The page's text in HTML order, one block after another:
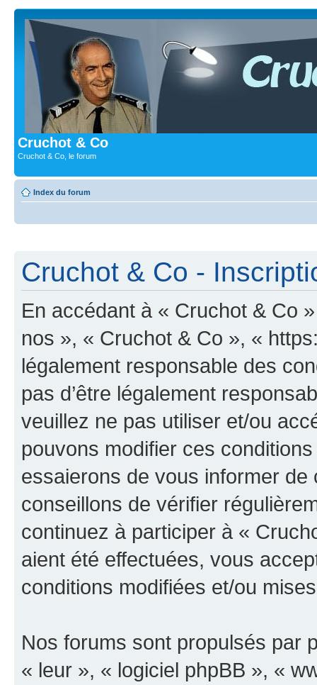
Cruchot & Co
Cruchot & Co, le forum
Index du forum
Cruchot & Co -
En accédant à « Cruchot & Co
nos », « Cruchot & Co », «
légalement responsable des
pas d’être légalement
veuillez ne pas utiliser et/ou
pouvons modifier ces
essaierons de vous informer
conseillons de vérifier
continuez à participer à «
aient été effectuées, vous
conditions modifiées et/ou
Nos forums sont propulsés par
« leur », « logiciel phpBB », «